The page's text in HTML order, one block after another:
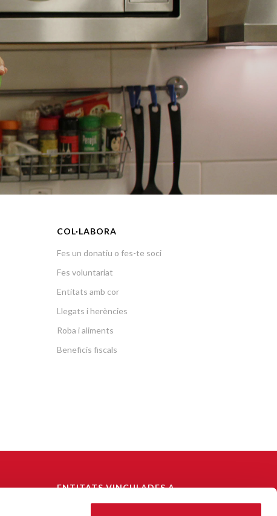
COL·LABORA
Fes un donatiu o fes-te soci
Fes voluntariat
Entitats amb cor
Llegats i herències
Roba i aliments
Beneficis fiscals
ENTITATS VINCULADES A